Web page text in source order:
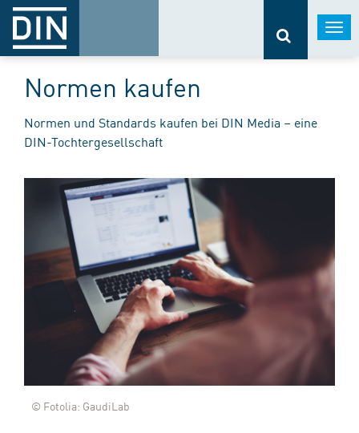
Normen kaufen
Normen und Standards kaufen bei DIN Media – eine
DIN-Tochtergesellschaft
© Fotolia: GaudiLab